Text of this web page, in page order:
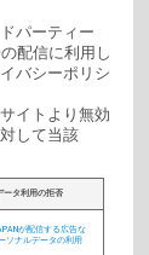
パーティー
配信に利用し
バシーポリシ
イトより無効
して当該
ータ利用の拒否
が配信する広告な
ソナルデータの利用